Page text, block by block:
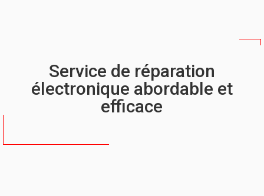
Service de réparation
électronique abordable et
efficace